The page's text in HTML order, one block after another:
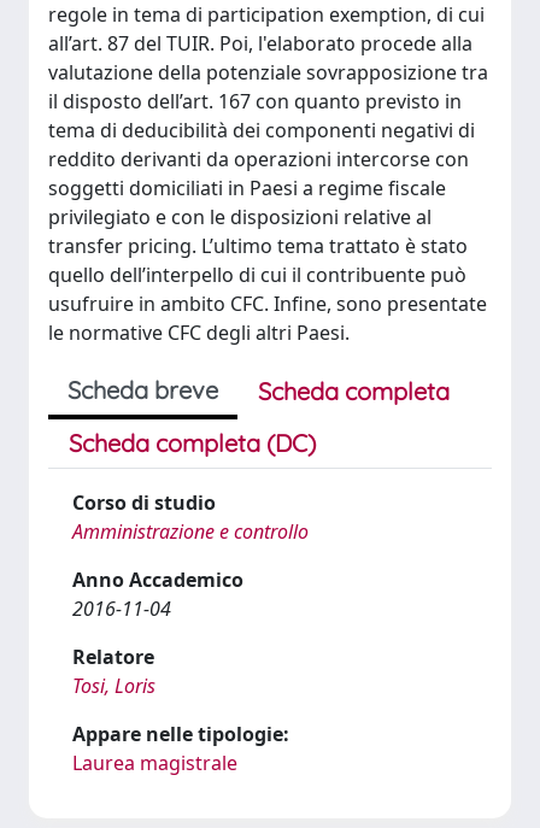
regole in tema di participation exemption, di cui
all’art. 87 del TUIR. Poi, l'elaborato procede alla
valutazione della potenziale sovrapposizione tra
il disposto dell’art. 167 con quanto previsto in
tema di deducibilità dei componenti negativi di
reddito derivanti da operazioni intercorse con
soggetti domiciliati in Paesi a regime fiscale
privilegiato e con le disposizioni relative al
transfer pricing. L’ultimo tema trattato è stato
quello dell’interpello di cui il contribuente può
usufruire in ambito CFC. Infine, sono presentate
le normative CFC degli altri Paesi.
Scheda breve
Scheda completa
Scheda completa (DC)
Corso di studio
Amministrazione e controllo
Anno Accademico
2016-11-04
Relatore
Tosi, Loris
Appare nelle tipologie:
Laurea magistrale